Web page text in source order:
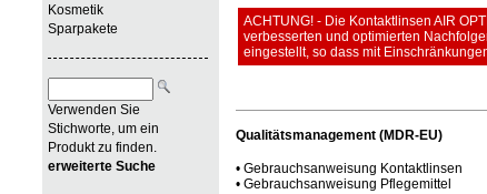
Kosmetik
Sparpakete
Verwenden Sie
Stichworte, um ein
Produkt zu finden.
erweiterte Suche
ACHTUNG! - Die Kontaktlinsen AIR
verbesserten und optimierten
eingestellt, so dass mit
Qualitätsmanagement (MDR-EU)
• Gebrauchsanweisung Kontaktlinsen
• Gebrauchsanweisung Pflegemittel